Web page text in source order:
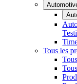
Tous les